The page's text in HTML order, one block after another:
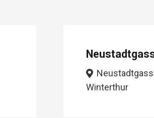
Winterthur